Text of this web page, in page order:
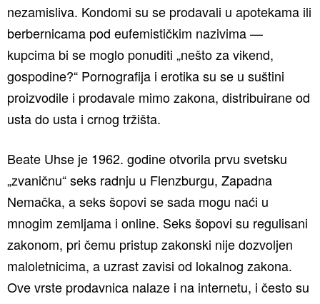
nezamisliva. Kondomi su se prodavali u apotekama ili
berbernicama pod eufemističkim nazivima —
kupcima bi se moglo ponuditi „nešto za vikend,
gospodine?“ Pornografija i erotika su se u suštini
proizvodile i prodavale mimo zakona, distribuirane od
usta do usta i crnog tržišta.
Beate Uhse je 1962. godine otvorila prvu svetsku
„zvaničnu“ seks radnju u Flenzburgu, Zapadna
Nemačka, a seks šopovi se sada mogu naći u
mnogim zemljama i online. Seks šopovi su regulisani
zakonom, pri čemu pristup zakonski nije dozvoljen
maloletnicima, a uzrast zavisi od lokalnog zakona.
Ove vrste prodavnica nalaze i na internetu, i često su